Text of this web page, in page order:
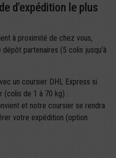
d'expédition le plus
à proximité de chez vous,
dépôt partenaires (5 colis jusqu'à
un coursier DHL Express si
(colis de 1 à 70 kg) :
et notre coursier se rendra
votre expédition (option